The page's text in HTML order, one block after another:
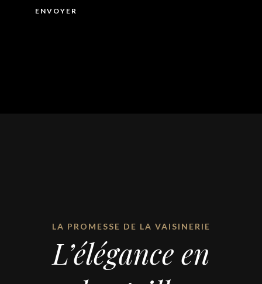
ENVOYER
LA PROMESSE DE LA VAISINERIE
L’élégance en